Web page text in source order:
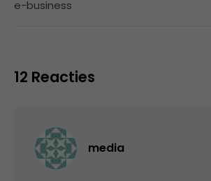
e-business
12 Reacties
media